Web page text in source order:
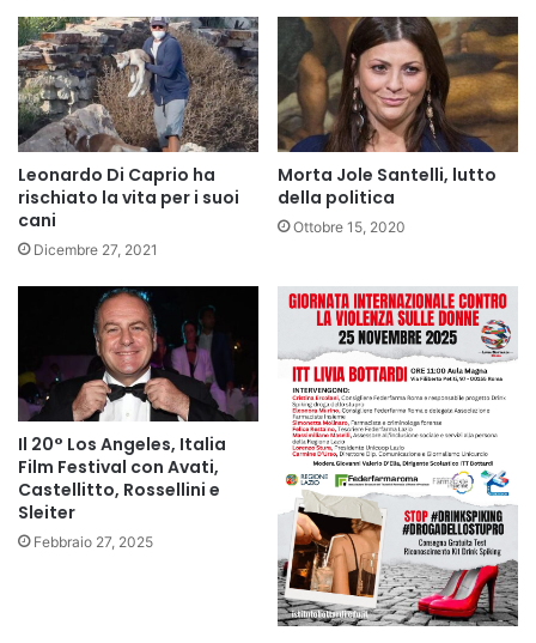
Leonardo Di Caprio ha
rischiato la vita per i suoi
cani
Dicembre 27, 2021
Morta Jole Santelli, lutto
della politica
Ottobre 15, 2020
Il 20° Los Angeles, Italia
Film Festival con Avati,
Castellitto, Rossellini e
Sleiter
Febbraio 27, 2025